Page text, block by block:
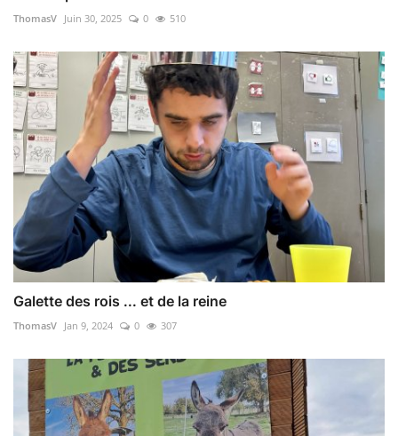
ThomasV Juin 30, 2025 0 510
Galette des rois ... et de la reine
ThomasV Jan 9, 2024 0 307